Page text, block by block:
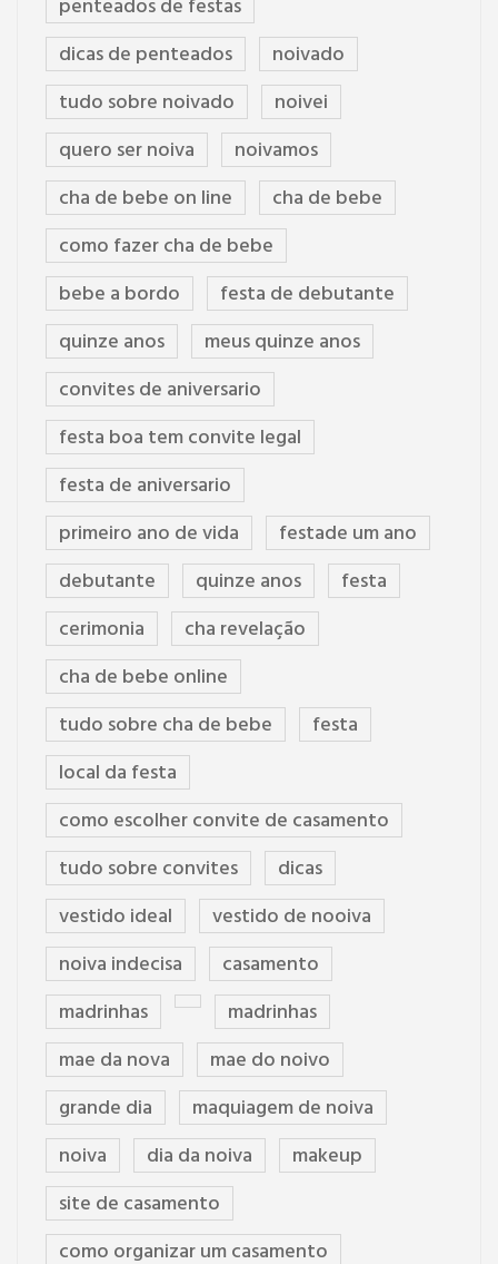
penteados de festas
dicas de penteados
noivado
tudo sobre noivado
noivei
quero ser noiva
noivamos
cha de bebe on line
cha de bebe
como fazer cha de bebe
bebe a bordo
festa de debutante
quinze anos
meus quinze anos
convites de aniversario
festa boa tem convite legal
festa de aniversario
primeiro ano de vida
festade um ano
debutante
quinze anos
festa
cerimonia
cha revelação
cha de bebe online
tudo sobre cha de bebe
festa
local da festa
como escolher convite de casamento
tudo sobre convites
dicas
vestido ideal
vestido de nooiva
noiva indecisa
casamento
madrinhas
madrinhas
mae da nova
mae do noivo
grande dia
maquiagem de noiva
noiva
dia da noiva
makeup
site de casamento
como organizar um casamento